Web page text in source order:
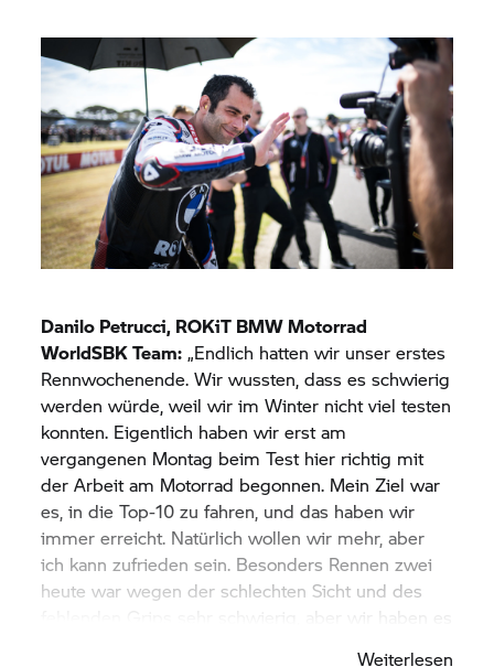
tückischen Streckenverhältnisse. Aber wir sind auf
dem Motorrad geblieben, was unter diesen
Bedingungen schon eine Leistung für sich war,
und mit Platz sieben im Ziel, ganz dicht hinter
Danilo, können wir zufrieden sein. Zumindest
haben wir in beiden Rennen Punkte gesammelt.
Es ist sicher nicht die Position, in der wir sein
wollen, aber unter den gegebenen Umständen
haben wir das Maximum herausgeholt. Wir reisen
verbessert haben. Außerdem haben wir dort vor
dem Rennen noch zwei zusätzliche Testtage. Ich
bin sicher, dass wir dort deutlich
konkurrenzfähiger sein werden.“
Danilo Petrucci, ROKiT BMW Motorrad
WorldSBK Team: „Endlich hatten wir unser erstes
Rennwochenende. Wir wussten, dass es schwierig
werden würde, weil wir im Winter nicht viel testen
konnten. Eigentlich haben wir erst am
vergangenen Montag beim Test hier richtig mit
der Arbeit am Motorrad begonnen. Mein Ziel war
es, in die Top-10 zu fahren, und das haben wir
immer erreicht. Natürlich wollen wir mehr, aber
ich kann zufrieden sein. Besonders Rennen zwei
heute war wegen der schlechten Sicht und des
fehlenden Grips sehr schwierig, aber wir haben es
Weiterlesen